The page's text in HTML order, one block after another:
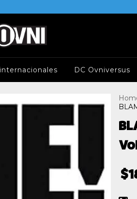
DC Ovniversus